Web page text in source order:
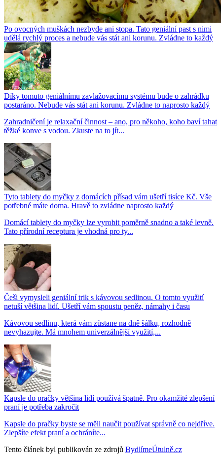
Po ovocných muškách nezbyde ani stopa. Tato geniální past s nimi
udělá rychlý proces a nebude vás stát ani korunu. Zvládne to každý
Díky tomuto geniálnímu zavlažovacímu systému bude o zahrádku
postaráno. Nebude vás stát ani korunu. Zvládne to naprosto každý
Zahradničení je relaxační činnost – ano, pro někoho, koho baví tahat
těžké konve s vodou. Zkuste na to jít...
Tyto tablety do myčky z domácích přísad vám ušetří tisíce Kč. Vše
potřebné máte doma. Hravě to zvládne naprosto každý
Domácí tablety do myčky lze vyrobit poměrně snadno a také levně.
Tato přírodní receptura je vhodná pro ty...
Češi vymysleli geniální trik s kávovou sedlinou. O tomto využití
netuší většina lidí. Ušetří vám spoustu peněz, námahy i času
Kávovou sedlinu, která vám zůstane na dně šálku, rozhodně
nevyhazujte. Má mnohem univerzálnější využití,...
Kapsle do pračky většina lidí používá špatně. Pro okamžité zlepšení
praní je potřeba zakročit
Kapsle do pračky byste se měli naučit používat správně co nejdříve.
Zlepšíte efekt praní a ochráníte...
Tento článek byl publikován ze zdrojů BydlímeÚtulně.cz